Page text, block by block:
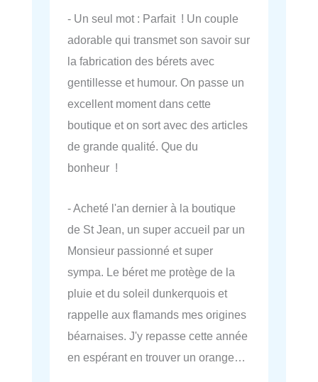
- Un seul mot : Parfait ! Un couple
adorable qui transmet son savoir sur
la fabrication des bérets avec
gentillesse et humour. On passe un
excellent moment dans cette
boutique et on sort avec des articles
de grande qualité. Que du
bonheur !
- Acheté l'an dernier à la boutique
de St Jean, un super accueil par un
Monsieur passionné et super
sympa. Le béret me protège de la
pluie et du soleil dunkerquois et
rappelle aux flamands mes origines
béarnaises. J'y repasse cette année
en espérant en trouver un orange…